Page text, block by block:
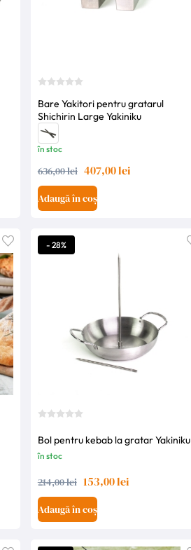
Bare Yakitori pentru gratarul
Shichirin Large Yakiniku
în stoc
636,00 lei 407,00 lei
Adaugă în coș
- 28%
Bol pentru kebab la gratar Yakiniku
în stoc
214,00 lei 153,00 lei
Adaugă în coș